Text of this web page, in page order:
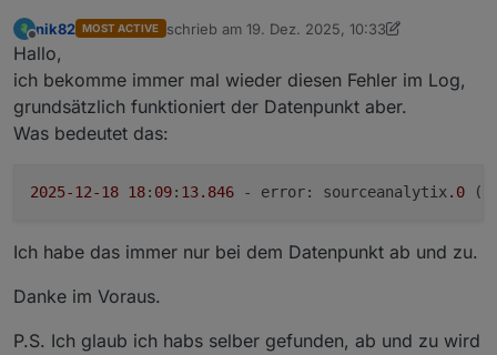
Offline
nik82 MOST ACTIVE schrieb am 19. Dez. 2025, 10:33
zuletzt editiert von nik82
Hallo,
ich bekomme immer mal wieder diesen Fehler im Log,
grundsätzlich funktioniert der Datenpunkt aber.
Was bedeutet das:
2025-12-18 18: 09: 13.846 - error: sourceanalytix.0 (
Ich habe das immer nur bei dem Datenpunkt ab und zu.
Danke im Voraus.
P.S. Ich glaub ich habs selber gefunden, ab und zu wird